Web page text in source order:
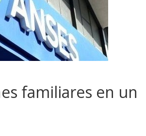
familiares en un